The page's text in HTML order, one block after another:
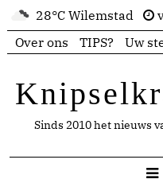
28°C Wilemstad
Over ons
TIPS? Uw
Sinds 2010 het nieuws